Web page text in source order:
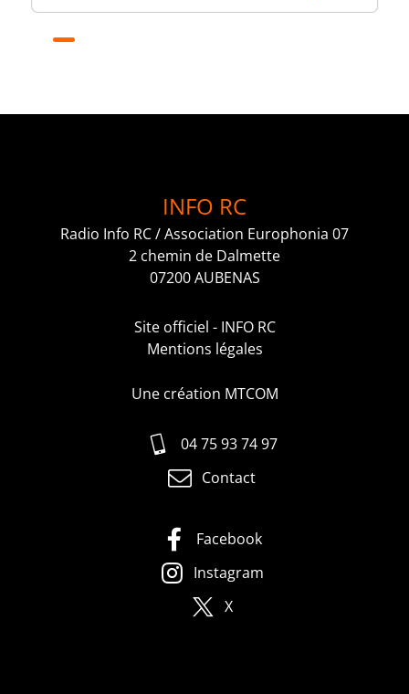
INFO RC
Radio Info RC / Association Europhonia 07
2 chemin de Dalmette
07200 AUBENAS
Site officiel - INFO RC
Mentions légales
Une création MTCOM
04 75 93 74 97
Contact
Facebook
Instagram
X